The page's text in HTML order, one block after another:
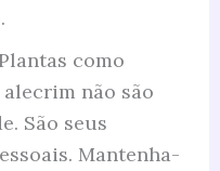
como
não são
São seus
Mantenha-